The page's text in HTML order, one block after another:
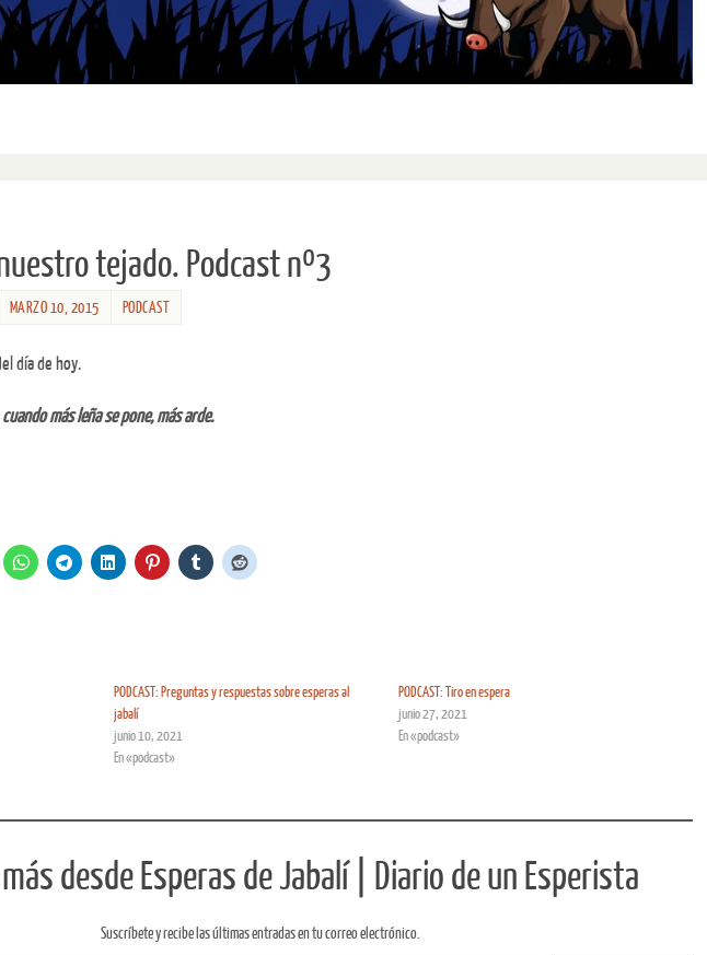
tejado. Podcast nº3
MARZO 10, 2015 PODCAST
día de hoy.
más leña se pone, más arde.
PODCAST: Preguntas y respuestas sobre esperas al
jabalí
junio 10, 2021
En «podcast»
PODCAST: Tiro en espera
junio 27, 2021
En «podcast»
desde Esperas de Jabalí | Diario de un Esperista
Suscríbete y recibe las últimas entradas en tu correo electrónico.